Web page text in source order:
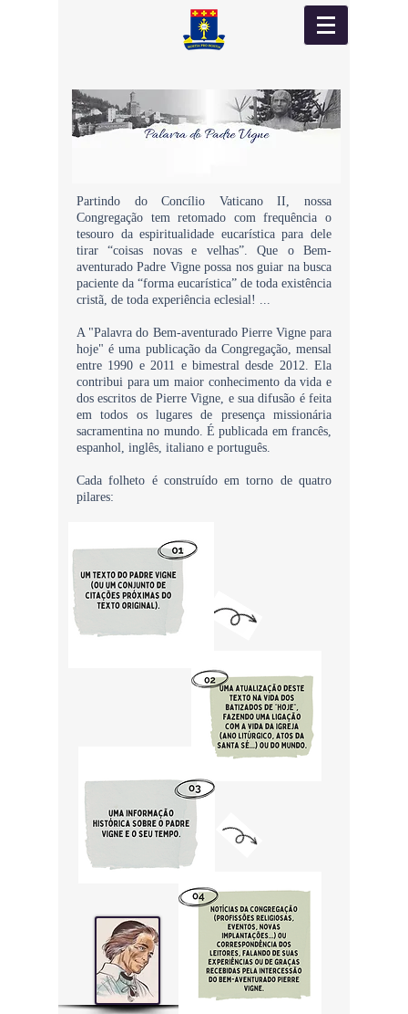
Partindo do Concílio Vaticano II, nossa
Congregação tem retomado com frequência o
tesouro da espiritualidade eucarística para dele
tirar “coisas novas e velhas”. Que o Bem-
aventurado Padre Vigne possa nos guiar na busca
paciente da “forma eucarística” de toda existência
cristã, de toda experiência eclesial! ...
A "Palavra do Bem-aventurado Pierre Vigne para
hoje" é uma publicação da Congregação, mensal
entre 1990 e 2011 e bimestral desde 2012. Ela
contribui para um maior conhecimento da vida e
dos escritos de Pierre Vigne, e sua difusão é feita
em todos os lugares de presença missionária
sacramentina no mundo. É publicada em francês,
espanhol, inglês, italiano e português.
Cada folheto é construído em torno de quatro
pilares: